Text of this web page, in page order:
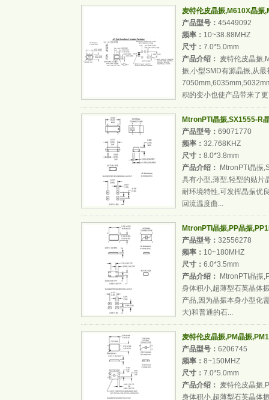
麦特伦皮晶振,M610X晶振
产品型号： 45449092
频率： 10~38.88MHZ
尺寸： 7.0*5.0mm
产品介绍： 麦特伦皮晶振
振,小型SMD有源晶振,从
积的变小也使产品带来了
MtronPTI晶振,SX1555-R
产品型号： 69071770
频率： 32.768KHZ
尺寸： 8.0*3.8mm
产品介绍：
MtronPTI晶振
具有小型,薄型,轻型的贴片
耐环境特性,可发挥晶振优
回流温度曲...
MtronPTI晶振,PP晶振
产品型号： 32556278
频率： 10~180MHZ
尺寸： 6.0*3.5mm
产品介绍：
MtronPTI晶振
身体积小,超薄型石英晶体
产品,因为晶振本身小型化
大)和普通的石...
麦特伦皮晶振,PM晶振
产品型号： 6206745
频率： 8~150MHZ
尺寸： 7.0*5.0mm
产品介绍： 麦特伦皮晶振
身体积小,超薄型石英晶体